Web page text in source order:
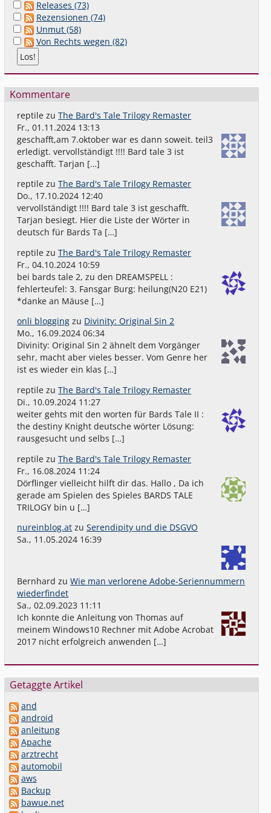
Releases (73)
Rezensionen (74)
Unmut (58)
Von Rechts wegen (82)
Kommentare
reptile zuThe Bard's Tale Trilogy Remaster
Fr., 01.11.2024 13:13
geschafft,am 7.oktober war es dann soweit. teil3
erledigt. vervollständigt !!!! Bard tale 3 ist
geschafft. Tarjan […]
reptile zuThe Bard's Tale Trilogy Remaster
Do., 17.10.2024 12:40
vervollständigt !!!! Bard tale 3 ist geschafft.
Tarjan besiegt. Hier die Liste der Wörter in
deutsch für Bards Ta […]
reptile zuThe Bard's Tale Trilogy Remaster
Fr., 04.10.2024 10:59
bei bards tale 2, zu den DREAMSPELL :
fehlerteufel: 3. Fansgar Burg: heilung(N20 E21)
*danke an Mäuse […]
onli blogging zu Divinity: Original Sin 2
Mo., 16.09.2024 06:34
Divinity: Original Sin 2 ähnelt dem Vorgänger
sehr, macht aber vieles besser. Vom Genre her
ist es wieder ein klas […]
reptile zuThe Bard's Tale Trilogy Remaster
Di., 10.09.2024 11:27
weiter gehts mit den worten für Bards Tale II :
the destiny Knight deutsche wörter Lösung:
rausgesucht und selbs […]
reptile zuThe Bard's Tale Trilogy Remaster
Fr., 16.08.2024 11:24
Dörflinger vielleicht hilft dir das. Hallo , Da ich
gerade am Spielen des Spieles BARDS TALE
TRILOGY bin u […]
nureinblog.at zuSerendipity und die DSGVO
Sa., 11.05.2024 16:39
Bernhard zuWie man verlorene Adobe-Seriennummern
wiederfindet
Sa., 02.09.2023 11:11
Ich konnte die Anleitung von Thomas auf
meinem Windows10 Rechner mit Adobe Acrobat
2017 nicht erfolgreich anwenden […]
Getaggte Artikel
and
android
anleitung
Apache
arztrecht
automobil
aws
Backup
bawue.net